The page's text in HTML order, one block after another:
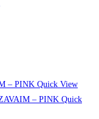
Quick View
Quick